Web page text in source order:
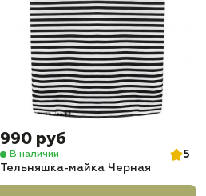
990 руб
В наличии
5
Тельняшка-майка Черная